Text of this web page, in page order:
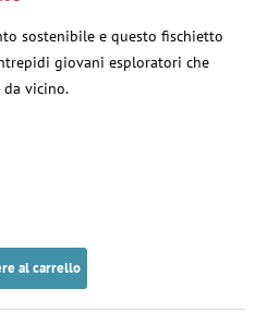
sostenibile e questo fischietto
giovani esploratori che
vicino.
al carrello